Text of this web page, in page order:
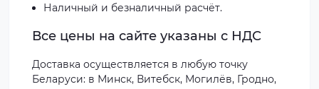
Наличный и безналичный расчёт.
Все цены на сайте указаны с НДС
Доставка осуществляется в любую точку
Беларуси: в Минск, Витебск, Могилёв, Гродно,